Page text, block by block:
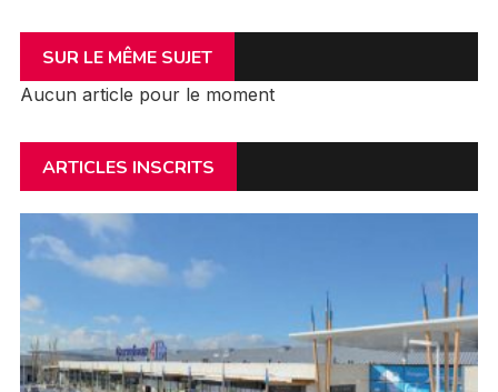
SUR LE MÊME SUJET
Aucun article pour le moment
ARTICLES INSCRITS